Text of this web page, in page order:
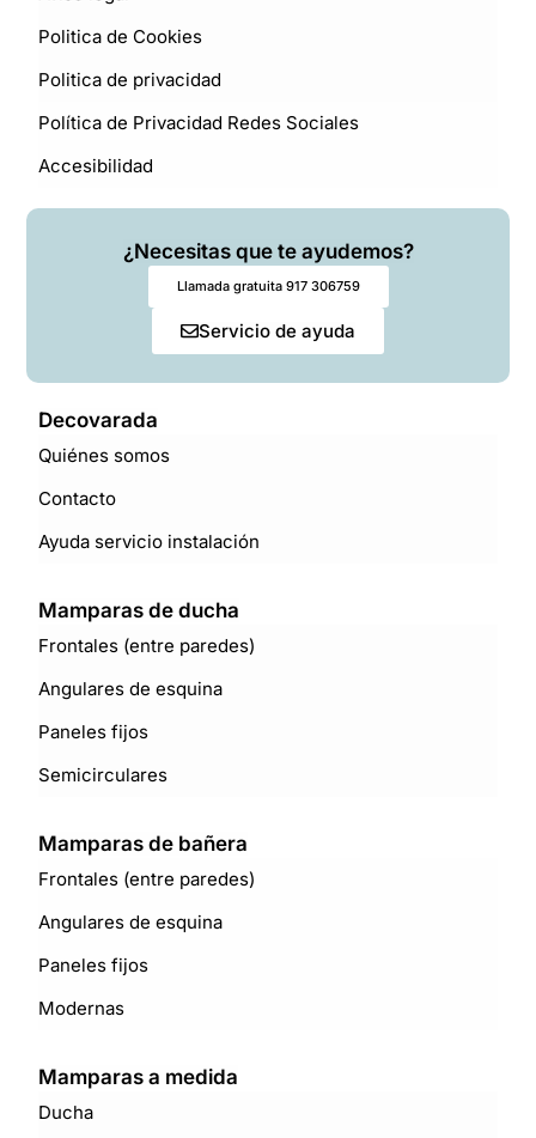
Politica de Cookies
Politica de privacidad
Política de Privacidad Redes Sociales
Accesibilidad
¿Necesitas que te ayudemos?
Llamada gratuita 917 306759
Servicio de ayuda
Decovarada
Quiénes somos
Contacto
Ayuda servicio instalación
Mamparas de ducha
Frontales (entre paredes)
Angulares de esquina
Paneles fijos
Semicirculares
Mamparas de bañera
Frontales (entre paredes)
Angulares de esquina
Paneles fijos
Modernas
Mamparas a medida
Ducha